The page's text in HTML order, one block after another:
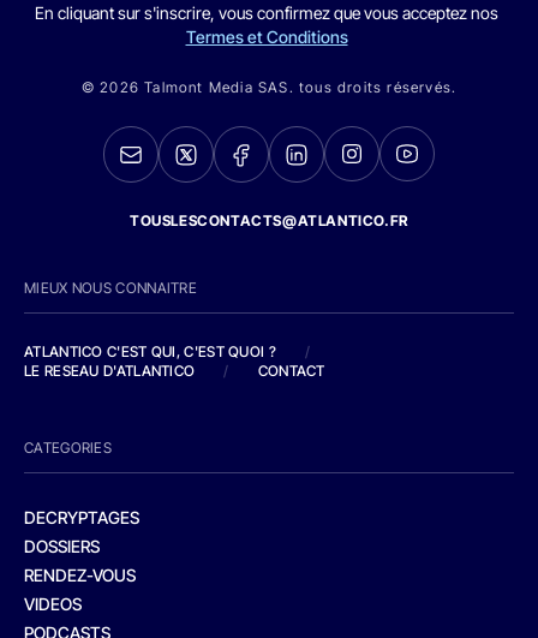
En cliquant sur s'inscrire, vous confirmez que vous acceptez nos
Termes et Conditions
© 2026 Talmont Media SAS. tous droits réservés.
TOUSLESCONTACTS@ATLANTICO.FR
MIEUX NOUS CONNAITRE
ATLANTICO C'EST QUI, C'EST QUOI ?
/
LE RESEAU D'ATLANTICO
/ CONTACT
CATEGORIES
DECRYPTAGES
DOSSIERS
RENDEZ-VOUS
VIDEOS
PODCASTS